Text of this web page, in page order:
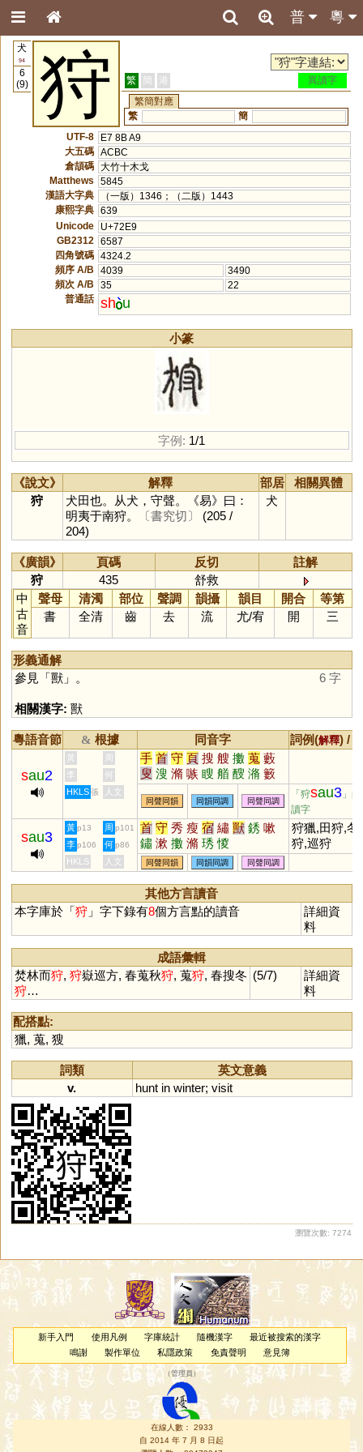
粵
普
犬
94
6
(9)
狩 繁 簡 港
異讀字
繁簡對應
繁
簡
UTF-8
E7 8B A9
大五碼 ACBC
倉頡碼 大竹十木戈
Matthews
5845
漢語大字典
（一版）1346；（二版）1443
康熙字典 639
Unicode
U+72E9
GB2312
6587
四角號碼 4324.2
頻序 A/B
4039
3490
頻次 A/B
35
22
普通話 sh u
小篆
字例: 1/1
《說文》 解釋 部居
相關異體
狩
犬田也。从犬，守聲。《易》曰：
明夷于南狩。
〔書究切〕
(205 /
204)
犬
《廣韻》 頁碼 反切
註解
狩
435
舒救
中
古
音
聲母 清濁 部位 聲調 韻攝 韻目 開合
等第
書
全清 齒 去 流 尤/宥 開 三
形義通解
參見「獸」。 6 字
相關漢字: 獸
粵語音節 & 根據 同音字 詞例(解釋) /
sau2
黃 周 手 首 守 頁 搜 艘 擻 蒐 藪
叟 溲 滫 嗾 瞍 艏 醙 潃 籔
鎪 謏 棷
李
何
HKLS 張 人文
同聲同韻 同韻同調 同聲同調
「狩sau3 」
讀字
sau3
黃 p13 周 p101 首 守 秀 瘦 宿 繡 獸 銹 嗽
鏽 漱 擻 滫 琇 惾
狩獵,田狩,冬
狩,巡狩
李 p106 何 p86
HKLS 人文 同聲同韻 同韻同調 同聲同調
其他方言讀音
本字庫於「狩」字下錄有8個方言點的讀音
詳細資
料
成語彙輯
焚林而狩, 狩嶽巡方, 春蒐秋狩, 蒐狩, 春搜冬
狩…
(5/7)
詳細資
料
配搭點:
獵, 蒐, 獀
詞類
英文意義
v.
hunt in winter; visit
瀏覽次數: 7274
新手入門 使用凡例 字庫統計 隨機漢字
最近被搜索的漢字
鳴謝
製作單位 私隱政策 免責聲明 意見簿
（管理員 ）
在線人數： 2933
自 2014 年 7 月 8 日起